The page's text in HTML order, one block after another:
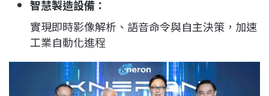
智慧製造設備：
實現即時影像解析、語音命令與自主決策，加速
工業自動化進程